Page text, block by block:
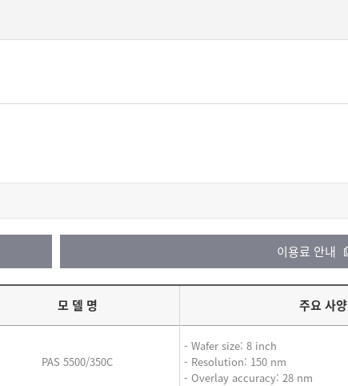
이용료 안내
모 델 명 주요 사양
PAS 5500/350C
- Wafer size: 8 inch
- Resolution: 150 nm
- Overlay accuracy: 28 nm